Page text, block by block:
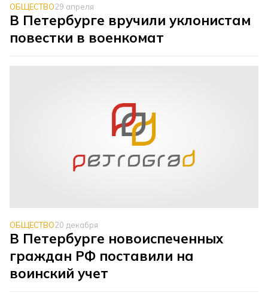
ОБЩЕСТВО29 апреля
В Петербурге вручили уклонистам
повестки в военкомат
ОБЩЕСТВО20 декабря
В Петербурге новоиспеченных
граждан РФ поставили на
воинский учет